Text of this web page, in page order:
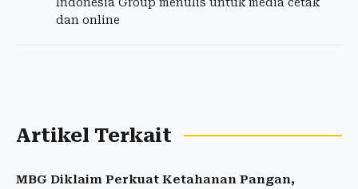
dan online
Artikel Terkait
MBG Diklaim Perkuat Ketahanan Pangan,